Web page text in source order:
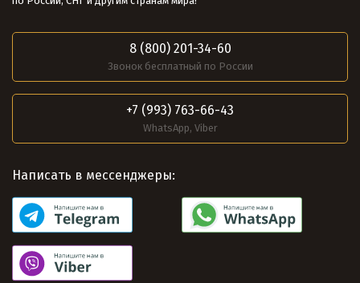
8 (800) 201-34-60
Звонок бесплатный по России
+7 (993) 763-66-43
WhatsApp, Viber
Написать в мессенджеры: